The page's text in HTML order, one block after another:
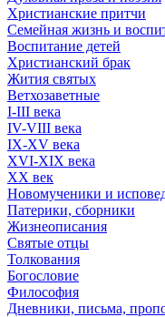
Христианские притчи
Семейная жизнь и
Воспитание детей
Христианский брак
Жития святых
Ветхозаветные
I-III века
IV-VIII века
IX-XV века
XVI-XIX века
XX век
Новомученики и
Патерики, сборники
Жизнеописания
Святые отцы
Толкования
Богословие
Философия
Дневники, письма,